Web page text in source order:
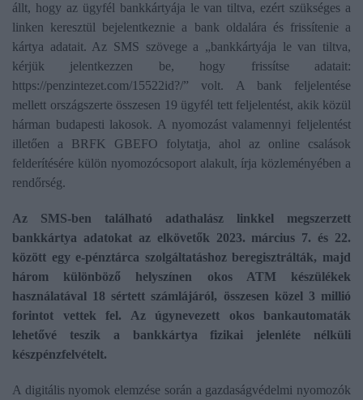
állt, hogy az ügyfél bankkártyája le van tiltva, ezért szükséges a
linken keresztül bejelentkeznie a bank oldalára és frissítenie a
kártya adatait. Az SMS szövege a „bankkártyája le van tiltva,
kérjük jelentkezzen be, hogy frissítse adatait:
https://penzintezet.com/15522id?/” volt. A bank feljelentése
mellett országszerte összesen 19 ügyfél tett feljelentést, akik közül
hárman budapesti lakosok. A nyomozást valamennyi feljelentést
illetően a BRFK GBEFO folytatja, ahol az online csalások
felderítésére külön nyomozócsoport alakult, írja közleményében a
rendőrség.
Az SMS-ben található adathalász linkkel megszerzett
bankkártya adatokat az elkövetők 2023. március 7. és 22.
között egy e-pénztárca szolgáltatáshoz beregisztrálták, majd
három különböző helyszínen okos ATM készülékek
használatával 18 sértett számlájáról, összesen közel 3 millió
forintot vettek fel. Az úgynevezett okos bankautomaták
lehetővé teszik a bankkártya fizikai jelenléte nélküli
készpénzfelvételt.
A digitális nyomok elemzése során a gazdaságvédelmi nyomozók